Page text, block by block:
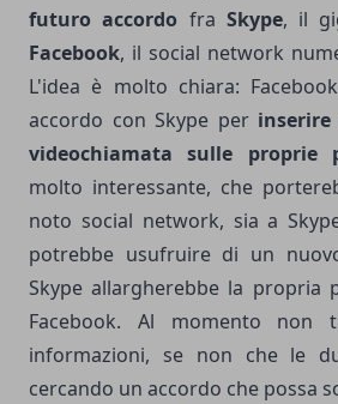
futuro accordo fra Skype, il
Facebook, il social network
L'idea è molto chiara:
accordo con Skype per
videochiamata sulle proprie
molto interessante, che
noto social network, sia a
potrebbe usufruire di un
Skype allargherebbe la propria
Facebook. Al momento non
informazioni, se non che le
cercando un accordo che possa